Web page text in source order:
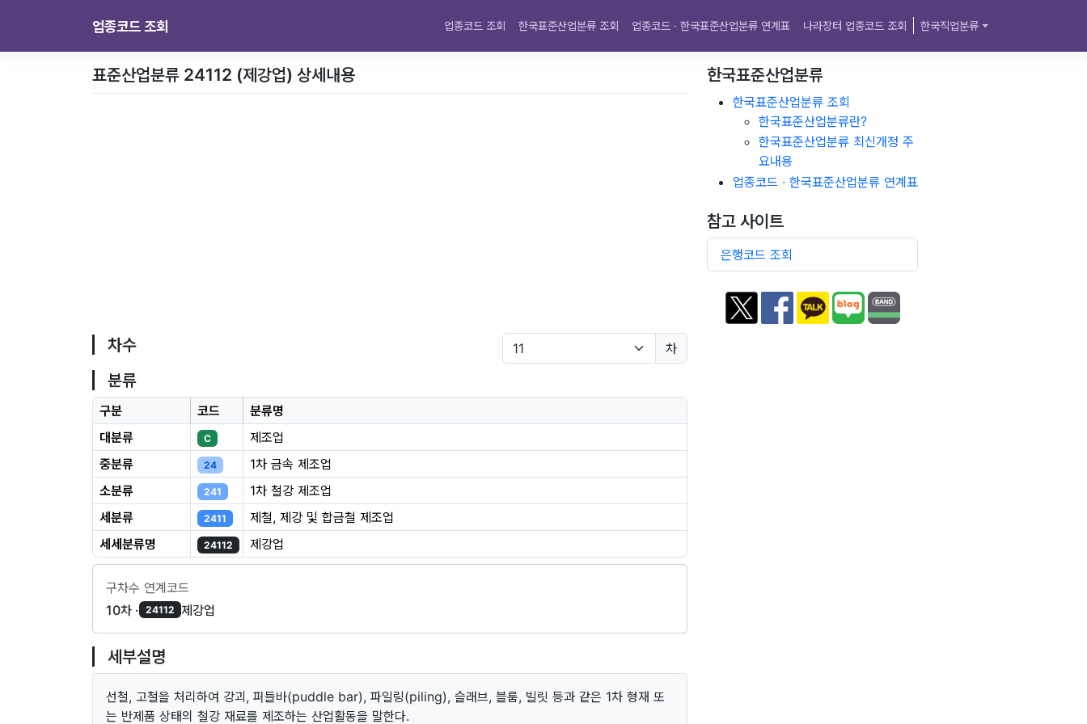
업종코드 조회 업종코드 조회 한국표준산업분류 조회 업종코드 · 한국표준산업분류 연계표 나라장터 업종코드 조회 한국직업분류
표준산업분류 24112 (제강업) 상세내용
차수 차
분류
구분 코드
분류명
대분류
C
제조업
중분류
24
1차 금속 제조업
소분류
241
1차 철강 제조업
세분류
2411
제철, 제강 및 합금철 제조업
세세분류명
24112 제강업
구차수 연계코드
10차 · 24112 제강업
세부설명
선철, 고철을 처리하여 강괴, 퍼들바(puddle bar), 파일링(piling), 슬래브, 블룸, 빌릿 등과 같은 1차 형재 또
는 반제품 상태의 철강 재료를 제조하는 산업활동을 말한다.
한국표준산업분류
한국표준산업분류 조회
한국표준산업분류란?
한국표준산업분류 최신개정 주
요내용
업종코드 · 한국표준산업분류 연계표
참고 사이트
은행코드 조회